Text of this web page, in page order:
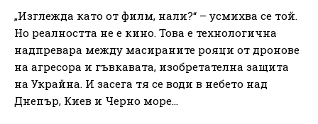
„Изглежда като от филм, нали?“ – усмихва се той.
Но реалността не е кино. Това е технологична
надпревара между масираните рояци от дронове
на агресора и гъвкавата, изобретателна защита
на Украйна. И засега тя се води в небето над
Днепър, Киев и Черно море…